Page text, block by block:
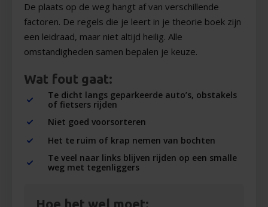
De plaats op de weg hangt af van verschillende
factoren. De regels die je leert in je theorie boek zijn
een leidraad, maar niet altijd heilig. Alle
omstandigheden samen bepalen je keuze.
Wat fout gaat:
Te dicht langs geparkeerde auto’s, obstakels
of fietsers rijden
Niet goed voorsorteren
Het te ruim of krap nemen van bochten
Te veel naar links blijven rijden op een smalle
weg met tegenliggers
Hoe het wel moet: